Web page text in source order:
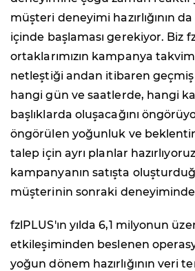
müşteri deneyimi hazırlığının
içinde başlaması gerekiyor. Biz
ortaklarımızın kampanya
netleştiği andan itibaren
hangi gün ve saatlerde, hangi
başlıklarda oluşacağını
öngörülen yoğunluk ve
talep için ayrı planlar
kampanyanın satışta
müşterinin sonraki
fzlPLUS'ın yılda 6,1 milyonun
etkileşiminden beslenen
yoğun dönem hazırlığının veri